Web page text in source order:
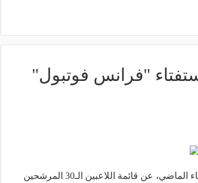
"فرانس فوتبول"
كشفت صحيفة فرانس فوتبول الفرنسية، الثلاثاء الماضي، عن قائمة اللاعبين الـ30 المرشحين